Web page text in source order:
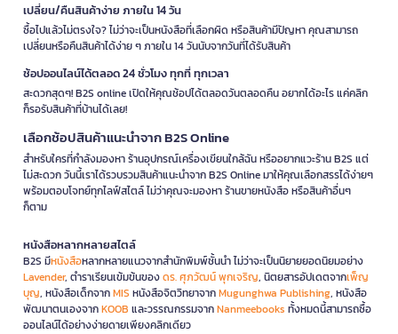
เปลี่ยน/คืนสินค้าง่าย ภายใน 14 วัน
ซื้อไปแล้วไม่ตรงใจ? ไม่ว่าจะเป็นหนังสือที่เลือกผิด หรือสินค้ามีปัญหา คุณสามารถ
เปลี่ยนหรือคืนสินค้าได้ง่าย ๆ ภายใน 14 วันนับจากวันที่ได้รับสินค้า
ช้อปออนไลน์ได้ตลอด 24 ชั่วโมง ทุกที่ ทุกเวลา
สะดวกสุดๆ! B2S online เปิดให้คุณช้อปได้ตลอดวันตลอดคืน อยากได้อะไร แค่คลิก
ก็รอรับสินค้าที่บ้านได้เลย!
เลือกช้อปสินค้าแนะนำจาก B2S Online
สำหรับใครที่กำลังมองหา ร้านอุปกรณ์เครื่องเขียนใกล้ฉัน หรืออยากแวะร้าน B2S แต่
ไม่สะดวก วันนี้เราได้รวบรวมสินค้าแนะนำจาก B2S Online มาให้คุณเลือกสรรได้ง่ายๆ
พร้อมตอบโจทย์ทุกไลฟ์สไตล์ ไม่ว่าคุณจะมองหา ร้านขายหนังสือ หรือสินค้าอื่นๆ
ก็ตาม
หนังสือหลากหลายสไตล์
B2S มีหนังสือหลากหลายแนวจากสำนักพิมพ์ชั้นนำ ไม่ว่าจะเป็นนิยายยอดนิยมอย่าง
Lavender, ตำราเรียนเข้มข้นของดร. ศุภวัฒน์ พุกเจริญ, นิตยสารอัปเดตจากเพ็ญ
บุญ, หนังสือเด็กจากMIS หนังสือจิตวิทยาจากMugunghwa Publishing, หนังสือ
พัฒนาตนเองจากKOOB และวรรณกรรมจากNanmeebooks ทั้งหมดนี้สามารถซื้อ
ออนไลน์ได้อย่างง่ายดายเพียงคลิกเดียว